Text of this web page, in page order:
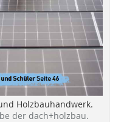
Holzbauhandwerk.
der dach+holzbau.